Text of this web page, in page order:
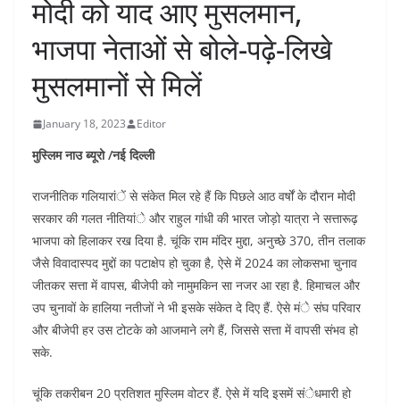
मोदी को याद आए मुसलमान,
भाजपा नेताओं से बोले-पढ़े-लिखे
मुसलमानों से मिलें
January 18, 2023 Editor
मुस्लिम नाउ ब्यूरो /नई दिल्ली
राजनीतिक गलियारांें से संकेत मिल रहे हैं कि पिछले आठ वर्षों के दौरान मोदी
सरकार की गलत नीतियांे और राहुल गांधी की भारत जोड़ो यात्रा ने सत्तारूढ़
भाजपा को हिलाकर रख दिया है. चूंकि राम मंदिर मुद्दा, अनुच्छे 370, तीन तलाक
जैसे विवादास्पद मुद्दों का पटाक्षेप हो चुका है, ऐसे में 2024 का लोकसभा चुनाव
जीतकर सत्ता में वापस, बीजेपी को नामुमकिन सा नजर आ रहा है. हिमाचल और
उप चुनावों के हालिया नतीजों ने भी इसके संकेत दे दिए हैं. ऐसे मंे संघ परिवार
और बीजेपी हर उस टोटके को आजमाने लगे हैं, जिससे सत्ता में वापसी संभव हो
सके.
चूंकि तकरीबन 20 प्रतिशत मुस्लिम वोटर हैं. ऐसे में यदि इसमें संेधमारी हो